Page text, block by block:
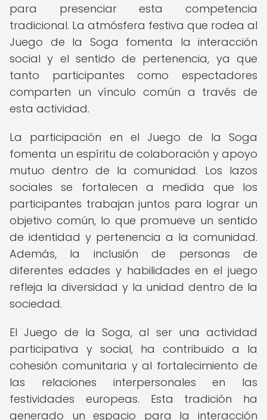
para presenciar esta competencia
tradicional. La atmósfera festiva que rodea al
Juego de la Soga fomenta la interacción
social y el sentido de pertenencia, ya que
tanto participantes como espectadores
comparten un vínculo común a través de
esta actividad.
La participación en el Juego de la Soga
fomenta un espíritu de colaboración y apoyo
mutuo dentro de la comunidad. Los lazos
sociales se fortalecen a medida que los
participantes trabajan juntos para lograr un
objetivo común, lo que promueve un sentido
de identidad y pertenencia a la comunidad.
Además, la inclusión de personas de
diferentes edades y habilidades en el juego
refleja la diversidad y la unidad dentro de la
sociedad.
El Juego de la Soga, al ser una actividad
participativa y social, ha contribuido a la
cohesión comunitaria y al fortalecimiento de
las relaciones interpersonales en las
festividades europeas. Esta tradición ha
generado un espacio para la interacción